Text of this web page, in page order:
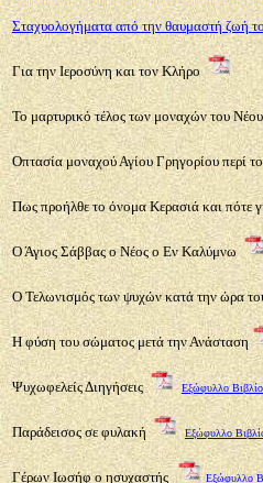
Σταχυολογήματα από την θαυμαστή ζωή
Για την Ιεροσύνη και τον Κλήρο
Το μαρτυρικό τέλος των μοναχών του
Οπτασία μοναχού Αγίου Γρηγορίου περί
Πως προήλθε το όνομα Κερασιά και πότε
Ο Άγιος Σάββας ο Νέος ο Εν Καλύμνω
Ο Τελωνισμός των ψυχών κατά την ώρα
Η φύση του σώματος μετά την Ανάσταση
Ψυχωφελείς Διηγήσεις Εξώφυλλο
Παράδεισος σε φυλακή Εξώφυλλο
Γέρων Ιωσήφ ο ησυχαστής Εξώφυλλο